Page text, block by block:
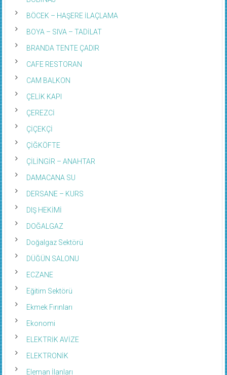
BÖCEK – HAŞERE İLAÇLAMA
BOYA – SIVA – TADİLAT
BRANDA TENTE ÇADIR
CAFE RESTORAN
CAM BALKON
ÇELİK KAPI
ÇEREZCİ
ÇİÇEKÇİ
ÇİĞKÖFTE
ÇİLİNGİR – ANAHTAR
DAMACANA SU
DERSANE – KURS
DIŞ HEKİMİ
DOĞALGAZ
Doğalgaz Sektörü
DÜĞÜN SALONU
ECZANE
Eğitim Sektörü
Ekmek Fırınları
Ekonomi
ELEKTRİK AVİZE
ELEKTRONİK
Eleman İlanları